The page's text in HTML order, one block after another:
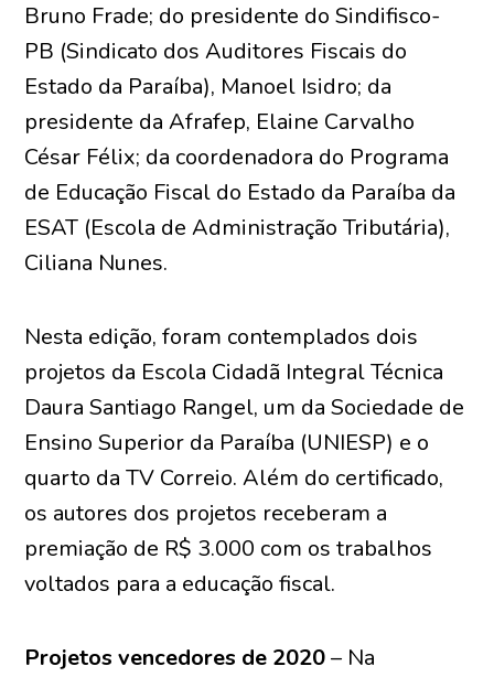
Bruno Frade; do presidente do Sindifisco-
PB (Sindicato dos Auditores Fiscais do
Estado da Paraíba), Manoel Isidro; da
presidente da Afrafep, Elaine Carvalho
César Félix; da coordenadora do Programa
de Educação Fiscal do Estado da Paraíba da
ESAT (Escola de Administração Tributária),
Ciliana Nunes.
Nesta edição, foram contemplados dois
projetos da Escola Cidadã Integral Técnica
Daura Santiago Rangel, um da Sociedade de
Ensino Superior da Paraíba (UNIESP) e o
quarto da TV Correio. Além do certificado,
os autores dos projetos receberam a
premiação de R$ 3.000 com os trabalhos
voltados para a educação fiscal.
Projetos vencedores de 2020– Na